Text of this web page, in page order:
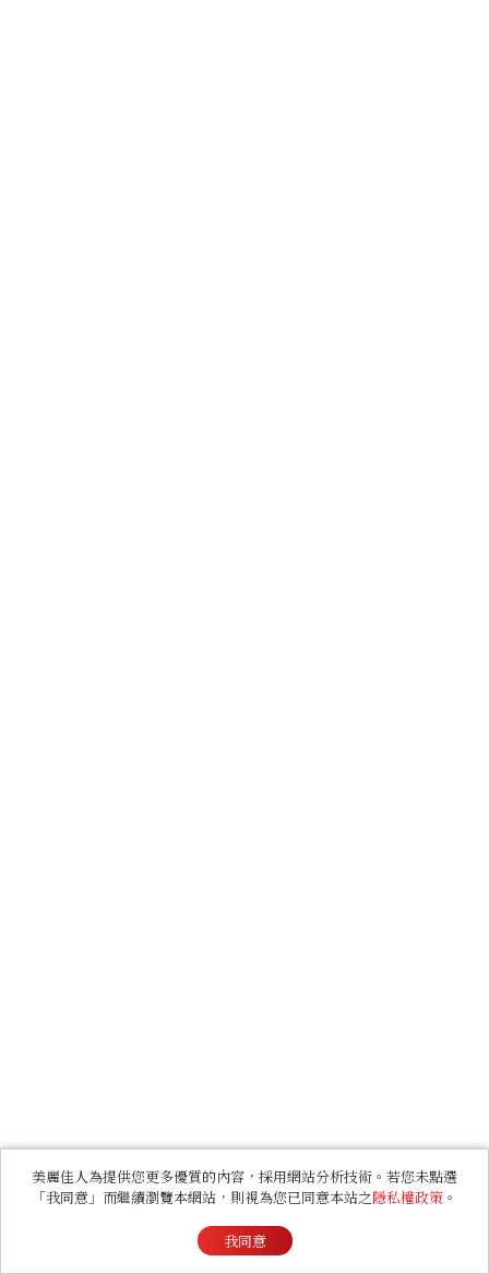
美麗佳人為提供您更多優質的內容，採用網站分析技術。若您未點選
「我同意」而繼續瀏覽本網站，則視為您已同意本站之隱私權政策 。
我同意